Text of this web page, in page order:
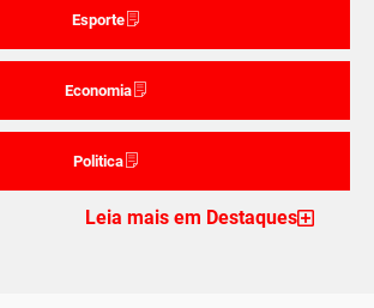
Esporte
Economia
Politica
Leia mais em Destaques